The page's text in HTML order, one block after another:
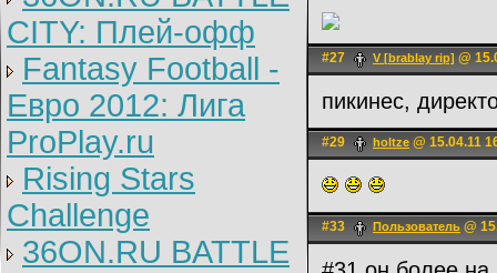
CITY: Плей-офф
Fantasy Football -
Евро 2012: Лига
ProPlay.ru
Rising Stars
Challenge
36ON.RU BATTLE
#27 V [brablay rip] @
пикинес,
#29 holtze @ 15.04.11
#33 Пользователь @